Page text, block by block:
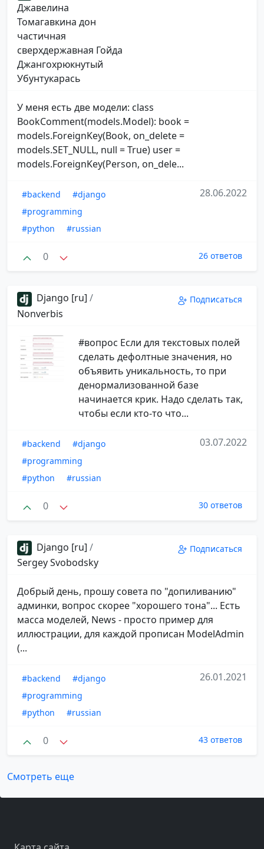
Джавелина
Томагавкина дон
частичная
сверхдержавная Гойда
Джангохрюкнутый
Убунтукарась
У меня есть две модели: class
BookComment(models.Model): book =
models.ForeignKey(Book, on_delete =
models.SET_NULL, null = True) user =
models.ForeignKey(Person, on_dele...
#backend
#django
#programming
#python
#russian
28.06.2022
0 26 ответов
Django [ru] /
Nonverbis
Подписаться
#вопрос Если для текстовых полей
сделать дефолтные значения, но
объявить уникальность, то при
денормализованной базе
начинается крик. Надо сделать так,
чтобы если кто-то что...
#backend
#django
#programming
#python
#russian
03.07.2022
0 30 ответов
Django [ru] /
Sergey Svobodsky
Подписаться
Добрый день, прошу совета по "допиливанию"
админки, вопрос скорее "хорошего тона"... Есть
масса моделей, News - просто пример для
иллюстрации, для каждой прописан ModelAdmin
(...
#backend
#django
#programming
#python
#russian
26.01.2021
0 43 ответов
Смотреть еще